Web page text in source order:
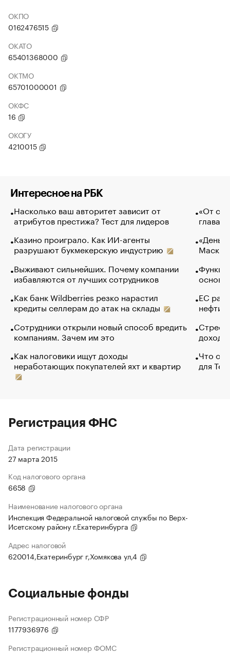
ОКПО
0162476515
ОКАТО
65401368000
ОКТМО
65701000001
ОКФС
16
ОКОГУ
4210015
Интересное на РБК
Насколько ваш авторитет зависит от
атрибутов престижа? Тест для лидеров
Казино проиграло. Как ИИ-агенты
разрушают букмекерскую индустрию
Выживают сильнейших. Почему компании
избавляются от лучших сотрудников
Как банк Wildberries резко нарастил
кредиты селлерам до атак на склады
Сотрудники открыли новый способ вредить
компаниям. Зачем им это
Как налоговики ищут доходы
неработающих покупателей яхт и квартир
«От
глава
Маск в
основ
ЕС
нефти
Что
для
Регистрация ФНС
Дата регистрации
27 марта 2015
Код налогового органа
6658
Наименование налогового органа
Инспекция Федеральной налоговой службы по Верх-
Исетскому району г.Екатеринбурга
Адрес налоговой
620014,Екатеринбург г,Хомякова ул,4
Социальные фонды
Регистрационный номер СФР
1177936976
Регистрационный номер ФОМС